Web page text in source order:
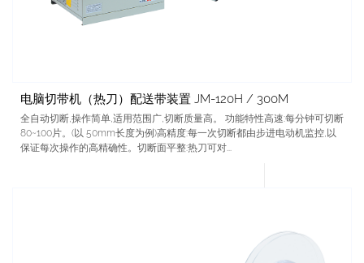
电脑切带机（热刀）配送带装置 JM-120H / 300M
全自动切断,操作简单,适用范围广,切断质量高。 功能特性高速:每分钟可切断
80~100片。(以 50mm长度为例)高精度:每一次切断都由步进电动机监控,以
保证每次操作的高精确性。切断面平整:热刀可对...